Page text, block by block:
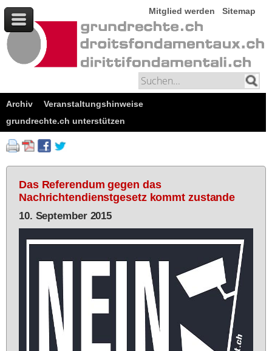
Mitglied werden Sitemap
Archiv
Veranstaltungshinweise
grundrechte.ch unterstützen
Das Referendum gegen das
Nachrichtendienstgesetz kommt zustande
10. September 2015